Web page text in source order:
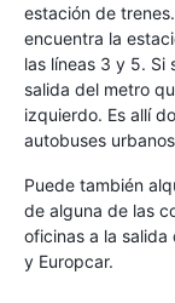
estación de
encuentra la
las líneas 3 y 5. Si
salida del metro
izquierdo. Es allí
autobuses
Puede también
de alguna de las
oficinas a la salida
y Europcar.